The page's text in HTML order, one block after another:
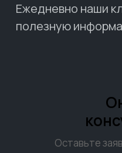
Ежедневно наши
полезную
Оставьте